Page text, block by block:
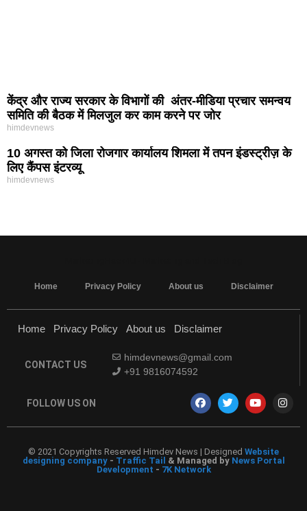
केंद्र और राज्य सरकार के विभागों की अंतर-मीडिया प्रचार समन्वय
समिति की बैठक में मिलजुल कर काम करने पर जोर
himdevnews
10 अगस्त को जिला रोजगार कार्यालय शिमला में तपन इंडस्ट्रीज़ के
लिए कैंपस इंटरव्यू
himdevnews
Home Privacy Policy About us Disclaimer
Home Privacy Policy About us Disclaimer
CONTACT US
himdevnews@gmail.com
+91 9816074592
FOLLOW US ON
© 2021 Copyrights Reserved Himdev News | Designed Website
designing company- Traffic Tail & Managed by News Portal
Development - 7K Network